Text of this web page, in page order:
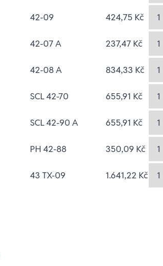
42-09 424,75 Kč
42-07 A 237,47 Kč
42-08 A 834,33 Kč
SCL 42-70 655,91 Kč
SCL 42-90 A 655,91 Kč
PH 42-88 350,09 Kč
43 TX-09 1.641,22 Kč